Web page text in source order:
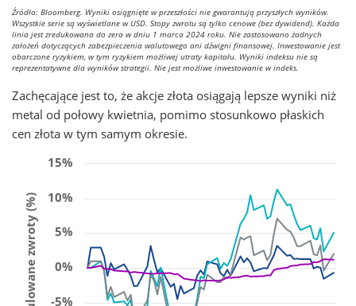
Źródło: Bloomberg. Wyniki osiągnięte w przeszłości nie gwarantują przyszłych wyników.
Wszystkie serie są wyświetlane w USD. Stopy zwrotu są tylko cenowe (bez dywidend). Każda
linia jest zredukowana do zera w dniu 1 marca 2024 roku. Nie zastosowano żadnych
założeń dotyczących zabezpieczenia walutowego ani dźwigni finansowej. Inwestowanie jest
obarczone ryzykiem, w tym ryzykiem możliwej utraty kapitału. Wyniki indeksu nie są
reprezentatywne dla wyników strategii. Nie jest możliwe inwestowanie w indeks.
Zachęcające jest to, że akcje złota osiągają lepsze wyniki niż
metal od połowy kwietnia, pomimo stosunkowo płaskich
cen złota w tym samym okresie.
Skumulowane zwroty (%) -5%
0%
5%
10%
15%